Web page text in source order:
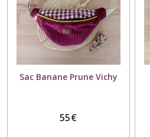
Sac Banane Prune Vichy
55€